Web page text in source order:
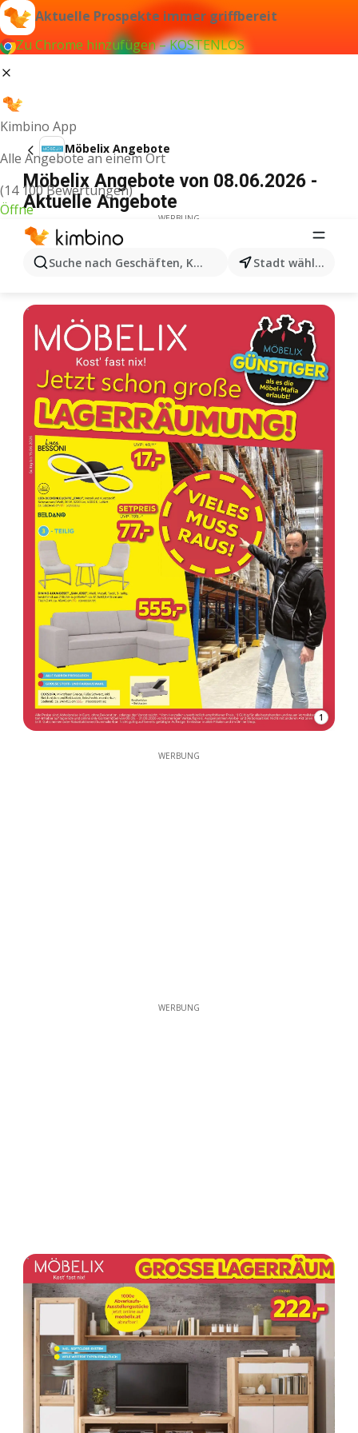
Aktuelle Prospekte immer griffbereit
Zu Chrome hinzufügen – KOSTENLOS
Kimbino App
Alle Angebote an einem Ort
(14 100 Bewertungen)
Öffne
Suche nach Geschäften, Kategorien, Produkten...
Stadt wählen
Möbelix Angebote
Möbelix Angebote von 08.06.2026 -
Aktuelle Angebote
WERBUNG
1
WERBUNG
WERBUNG